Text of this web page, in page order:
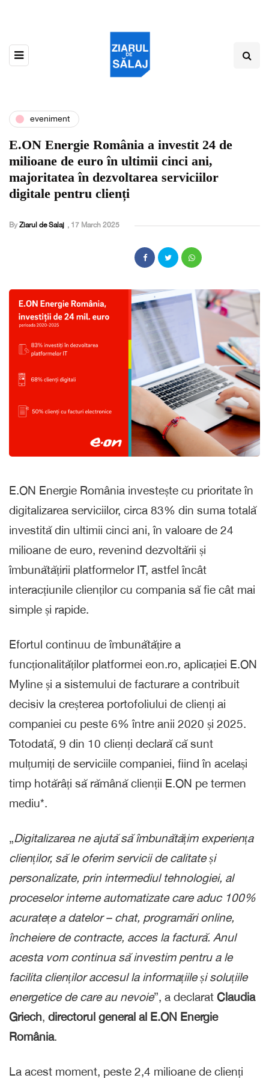
eveniment
E.ON Energie România a investit 24 de
milioane de euro în ultimii cinci ani,
majoritatea în dezvoltarea serviciilor
digitale pentru clienți
By Ziarul de Salaj , 17 March 2025
E.ON Energie România investește cu prioritate în
digitalizarea serviciilor, circa 83% din suma totală
investită din ultimii cinci ani, în valoare de 24
milioane de euro, revenind dezvoltării și
îmbunătățirii platformelor IT, astfel încât
interacțiunile clienților cu compania să fie cât mai
simple și rapide.
Efortul continuu de îmbunătățire a
funcționalităților platformei eon.ro, aplicației E.ON
Myline și a sistemului de facturare a contribuit
decisiv la creșterea portofoliului de clienți ai
companiei cu peste 6% între anii 2020 și 2025.
Totodată, 9 din 10 clienți declară că sunt
mulțumiți de serviciile companiei, fiind în același
timp hotărâți să rămână clienții E.ON pe termen
mediu*.
„Digitalizarea ne ajută să îmbunătățim experiența
clienților, să le oferim servicii de calitate și
personalizate, prin intermediul tehnologiei, al
proceselor interne automatizate care aduc 100%
acuratețe a datelor – chat, programări online,
încheiere de contracte, acces la factură. Anul
acesta vom continua să investim pentru a le
facilita clienților accesul la informațiile și soluțiile
energetice de care au nevoie”, a declarat Claudia
Griech, directorul general al E.ON Energie
România.
La acest moment, peste 2,4 milioane de clienți